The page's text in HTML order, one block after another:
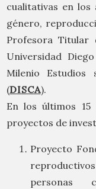
cualitativas en los
género,
Profesora Titular
Universidad
Milenio Estudios
(DISCA).
En los últimos 15
proyectos de
Proyecto
personas